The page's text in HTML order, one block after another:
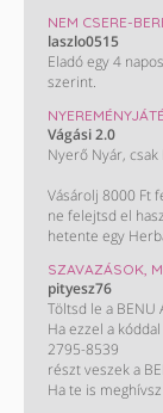
NEM CSERE-
laszlo0515
Eladó egy 4
szerint.
Vágási 2.0
Nyerő Nyár, csak
Vásárolj 8000 Ft
ne felejtsd el
hetente egy
Ha legalább
augusztus 30.
A 100 000 Ft-os
egy 50 000 Ft
spórolni!
SZAVAZÁSOK,
pityesz76
Töltsd le a BENU
Ha ezzel a
2795-8539
részt veszek a
Ha te is